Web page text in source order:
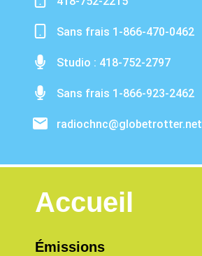
Sans frais 1-866-470-0462
Studio : 418-752-2797
Sans frais 1-866-923-2462
radiochnc@globetrotter.net
Accueil
Émissions